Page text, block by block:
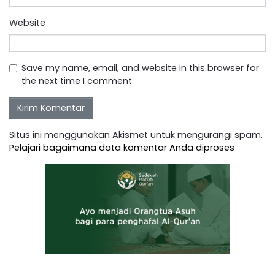
Website
Save my name, email, and website in this browser for
the next time I comment
Situs ini menggunakan Akismet untuk mengurangi spam.
Pelajari bagaimana data komentar Anda diproses